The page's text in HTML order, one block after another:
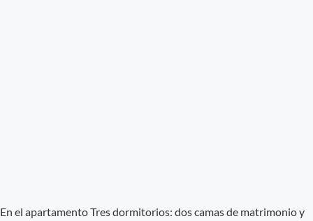
En el apartamento Tres dormitorios: dos camas de matrimonio y